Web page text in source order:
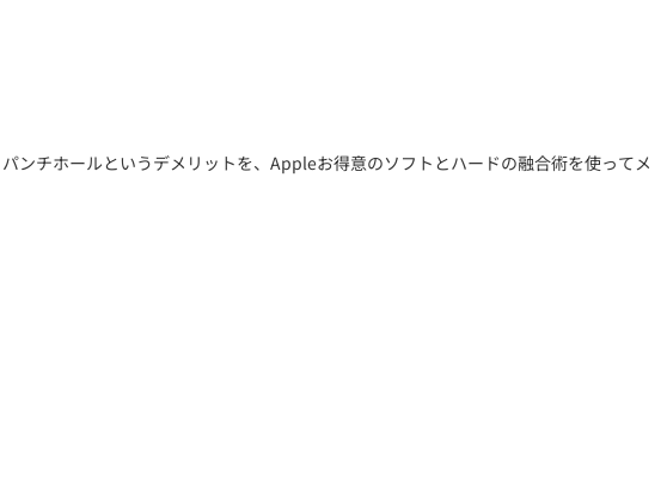
チホールというデメリットを、Appleお得意のソフトとハードの融合術を使ってメ